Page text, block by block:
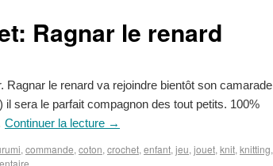
Ragnar le renard
le renard va rejoindre bientôt son camarade
sera le parfait compagnon des tout petits. 100%
Continuer la lecture →
, commande, coton, crochet, enfant, jeu, jouet, knit, knitting,